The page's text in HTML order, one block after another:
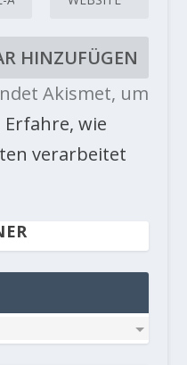
Akismet, um
Erfahre, wie
verarbeitet